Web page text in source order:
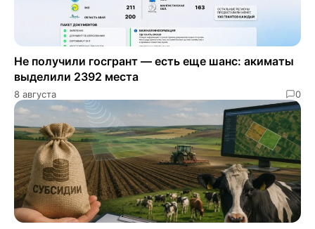
Не получили госгрант — есть еще шанс: акиматы
выделили 2392 места
8 августа 0